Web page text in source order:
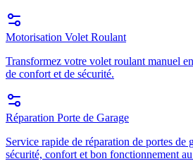
Motorisation Volet Roulant
Transformez votre volet roulant manuel
de confort et de sécurité.
Réparation Porte de Garage
Service rapide de réparation de portes de
sécurité, confort et bon fonctionnement